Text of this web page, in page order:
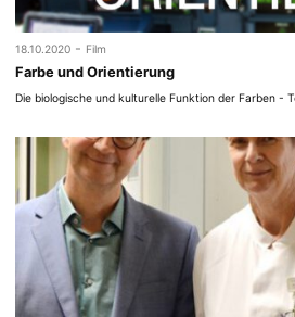
18.10.2020 - Film
Farbe und Orientierung
Die biologische und kulturelle Funktion der Farben -